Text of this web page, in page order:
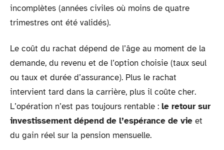
incomplètes (années civiles où moins de quatre
trimestres ont été validés).
Le coût du rachat dépend de l’âge au moment de la
demande, du revenu et de l’option choisie (taux seul
ou taux et durée d’assurance). Plus le rachat
intervient tard dans la carrière, plus il coûte cher.
L’opération n’est pas toujours rentable : le retour sur
investissement dépend de l’espérance de vie et
du gain réel sur la pension mensuelle.